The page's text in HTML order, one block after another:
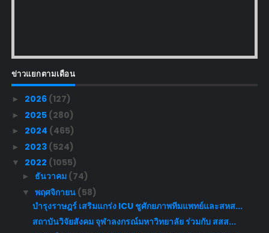
ข่าวแยกตามเดือน
► 2026 (127)
► 2025 (280)
► 2024 (465)
► 2023 (524)
▼ 2022 (1055)
► ธันวาคม (74)
▼ พฤศจิกายน (58)
บำรุงราษฎร์ เสริมแกร่ง ICU ชูศักยภาพทีมแพทย์และสหส...
สถาบันวิจัยสังคม จุฬาลงกรณ์มหาวิทยาลัย ร่วมกับ สสส...